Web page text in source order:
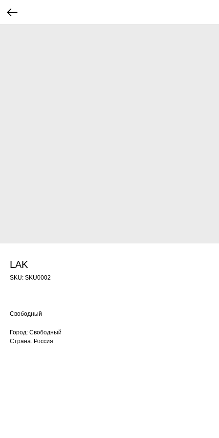
LAK
SKU: SKU0002
Свободный
Город: Свободный
Страна: Россия